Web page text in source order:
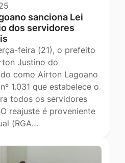
sanciona Lei
dos servidores
feira (21), o prefeito
Justino do
como Airton Lagoano
1.031 que estabelece o
todos os servidores
reajuste é proveniente
(RGA…